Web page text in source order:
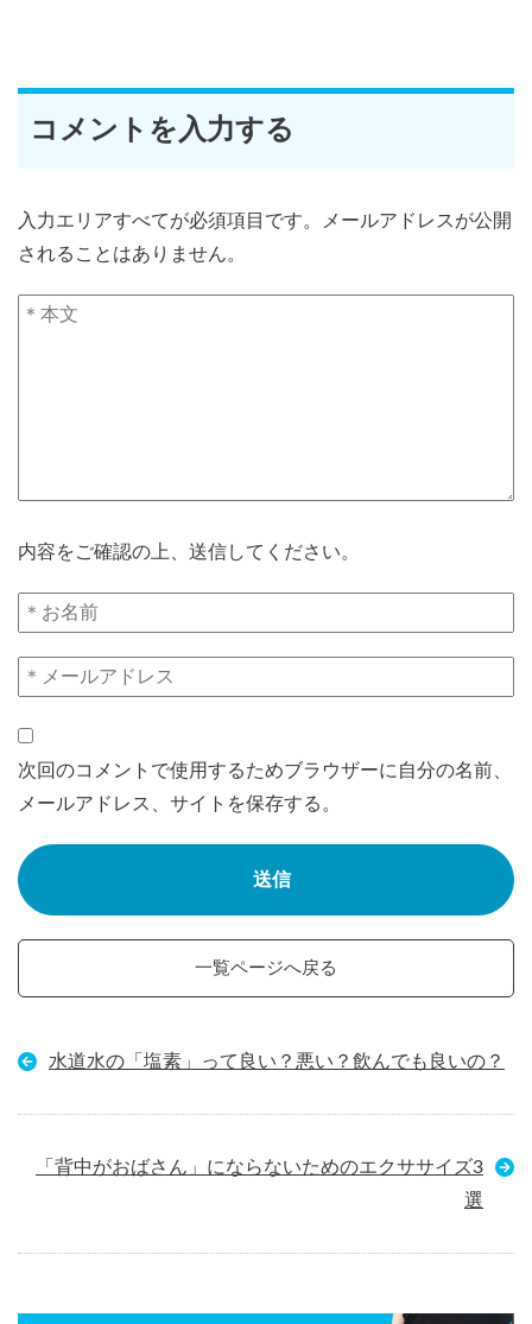
コメントを入力する
入力エリアすべてが必須項目です。メールアドレスが公開
されることはありません。
内容をご確認の上、送信してください。
次回のコメントで使用するためブラウザーに自分の名前、
メールアドレス、サイトを保存する。
一覧ページへ戻る
水道水の「塩素」って良い？悪い？飲んでも良いの？
「背中がおばさん」にならないためのエクササイズ3
選